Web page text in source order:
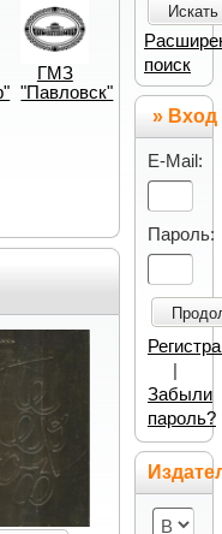
ГМЗ
"Павловск"
Искать
поиск
» Вход
E-Mail:
Пароль:
Забыли
пароль?